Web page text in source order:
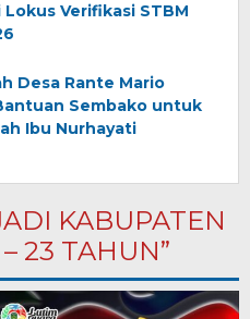
Lokus Verifikasi STBM
Desa Rante Mario
Sembako untuk
Ibu Nurhayati
KABUPATEN
23 TAHUN”